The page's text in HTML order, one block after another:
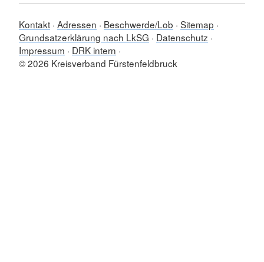
Kontakt Adressen Beschwerde/Lob Sitemap
Grundsatzerklärung nach LkSG
Datenschutz
Impressum
DRK intern
© 2026 Kreisverband Fürstenfeldbruck